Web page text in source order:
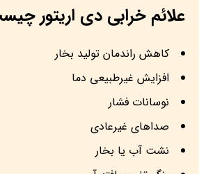
علائم خرابی دی اریتور
کاهش راندمان تولید بخار
افزایش غیرطبیعی دما
نوسانات فشار
صداهای غیرعادی
نشت آب یا بخار